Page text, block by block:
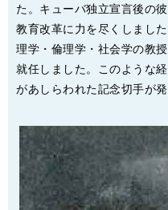
た。キューバ独立宣言後の
教育改革に力を尽くしまし
理学・倫理学・社会学の教
就任しました。このような
があしらわれた記念切手が発